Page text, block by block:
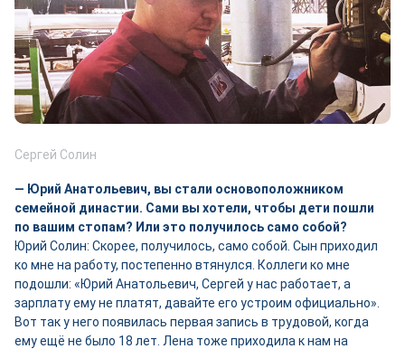
Сергей Солин
— Юрий Анатольевич, вы стали основоположником
семейной династии. Сами вы хотели, чтобы дети пошли
по вашим стопам? Или это получилось само собой?
Юрий Солин: Скорее, получилось, само собой. Сын приходил
ко мне на работу, постепенно втянулся. Коллеги ко мне
подошли: «Юрий Анатольевич, Сергей у нас работает, а
зарплату ему не платят, давайте его устроим официально».
Вот так у него появилась первая запись в трудовой, когда
ему ещё не было 18 лет. Лена тоже приходила к нам на